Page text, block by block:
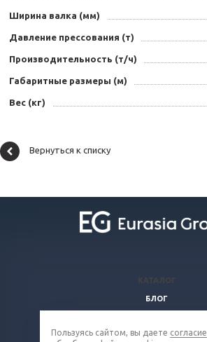
Ширина валка (мм)
Давление прессования (т)
Производительность (т/ч)
Габаритные размеры (м)
Вес (кг)
Вернуться к списку
КАТАЛОГ
БЛОГ
КОМПАНИЯ
Пользуясь сайтом, вы даете согласие